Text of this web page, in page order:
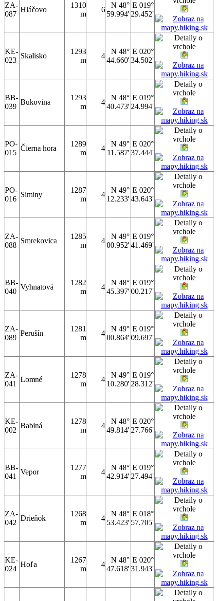
ZA-
087
Hláčovo
1310
m
6
N 48°
59.994'
E 019°
29.452'
KE-
023
Skalisko
1293
m
4
N 48°
44.660'
E 020°
34.502'
BB-
039
Bukovina
1293
m
4
N 48°
40.473'
E 019°
24.994'
PO-
015
Čierna hora
1289
m
4
N 49°
11.587'
E 020°
37.444'
PO-
016
Siminy
1287
m
4
N 49°
12.233'
E 020°
43.643'
ZA-
088
Smrekovica
1285
m
4
N 49°
00.952'
E 019°
41.469'
BB-
040
Vyhnatová
1282
m
4
N 48°
45.397'
E 019°
00.217'
ZA-
089
Perušín
1281
m
4
N 49°
00.864'
E 019°
09.697'
ZA-
041
Lomné
1278
m
4
N 49°
10.280'
E 019°
28.312'
KE-
002
Babiná
1278
m
4
N 48°
49.814'
E 020°
27.766'
BB-
041
Vepor
1277
m
4
N 48°
42.914'
E 019°
27.494'
ZA-
042
Drieňok
1268
m
4
N 48°
53.423'
E 018°
57.705'
KE-
024
Hoľa
1267
m
4
N 48°
47.618'
E 020°
31.943'